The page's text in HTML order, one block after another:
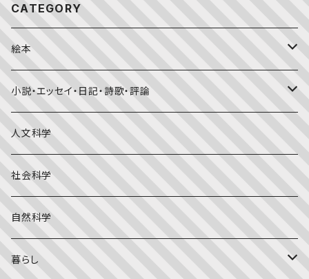
CATEGORY
絵本
福音館書店月刊誌
こどものとも0.1.2
こどものとも年少版
その他の月刊誌
おはなしプーカ
チャイルドブックアップル（2・3歳～）
日本の絵本
外国の絵本
昔話・民話
小説・エッセイ・日記・詩歌・評論
日本文学
詩・短歌・俳句・ことば
評論
エッセイ・日記
人文科学
社会科学
自然科学
暮らし